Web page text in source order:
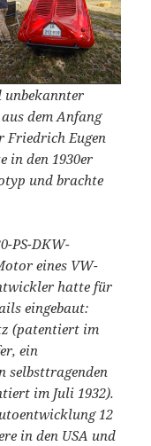
unbekannter
dem Anfang
Friedrich Eugen
in den 1930er
und brachte
PS-DKW-
eines VW-
hatte für
eingebaut:
(patentiert im
ein
selbsttragenden
im Juli 1932).
12
in den USA und